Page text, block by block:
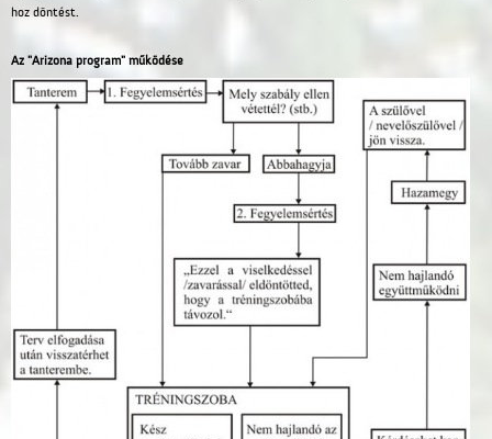
hoz döntést.
Az "Arizona program" működése